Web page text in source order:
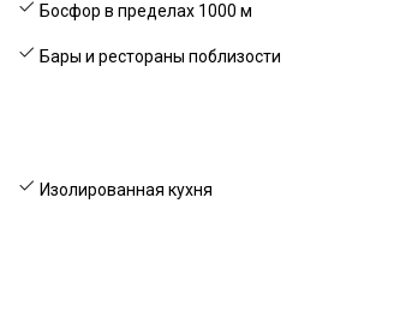
Босфор в пределах 1000 м
Бары и рестораны поблизости
Изолированная кухня